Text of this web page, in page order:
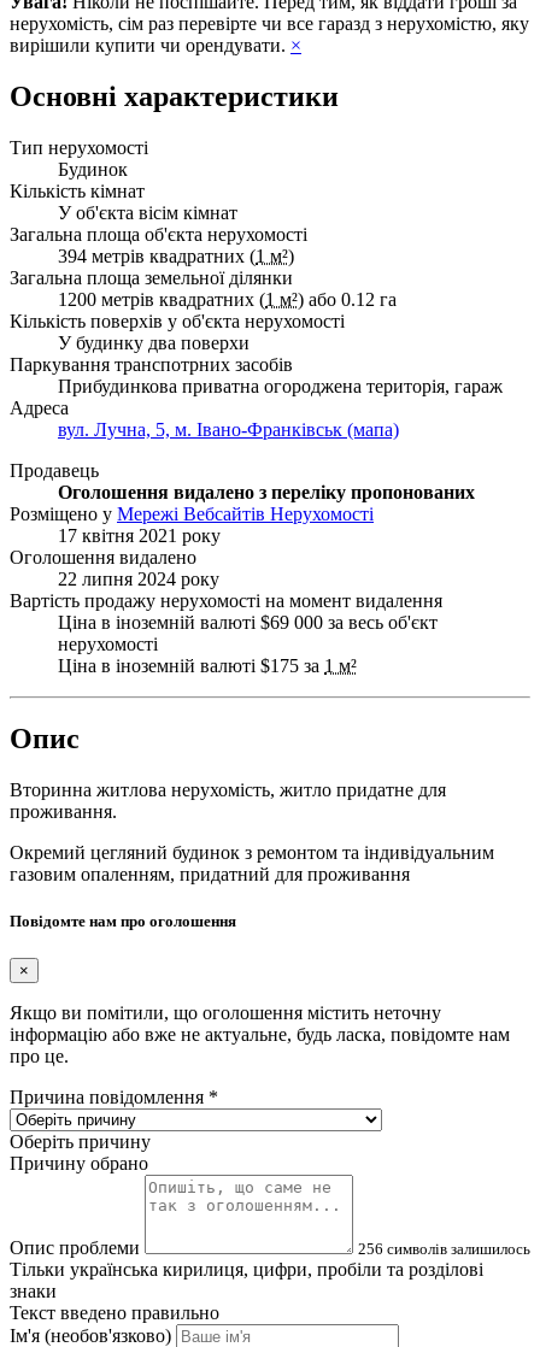
нерухомість, сім раз перевірте чи все гаразд з нерухомістю, яку
вирішили купити чи орендувати. ×
Основні характеристики
Тип нерухомості
Будинок
Кількість кімнат
У об'єкта вісім кімнат
Загальна площа об'єкта нерухомості
394 метрів квадратних (1 м²)
Загальна площа земельної ділянки
1200 метрів квадратних (1 м²) або 0.12 га
Кількість поверхів у об'єкта нерухомості
У будинку два поверхи
Паркування транспотрних засобів
Прибудинкова приватна огороджена територія, гараж
Адреса
вул. Лучна, 5, м. Івано-Франківськ (мапа)
Продавець
Оголошення видалено з переліку пропонованих
Розміщено у Мережі Вебсайтів Нерухомості
17 квітня 2021 року
Оголошення видалено
22 липня 2024 року
Вартість продажу нерухомості на момент видалення
Ціна в іноземній валюті $69 000 за весь об'єкт
нерухомості
Ціна в іноземній валюті $175 за 1 м²
Опис
Вторинна житлова нерухомість, житло придатне для
проживання.
Окремий цегляний будинок з ремонтом та індивідуальним
газовим опаленням, придатний для проживання
Повідомте нам про оголошення
×
Якщо ви помітили, що оголошення містить неточну
інформацію або вже не актуальне, будь ласка, повідомте нам
про це.
Причина повідомлення *
Оберіть причину
Причину обрано
Опис проблеми 256 символів залишилось
Тільки українська кирилиця, цифри, пробіли та розділові
знаки
Текст введено правильно
Ім'я (необов'язково)